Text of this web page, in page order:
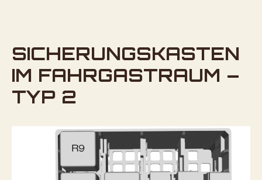
SICHERUNGSKASTEN
IM FAHRGASTRAUM –
TYP 2